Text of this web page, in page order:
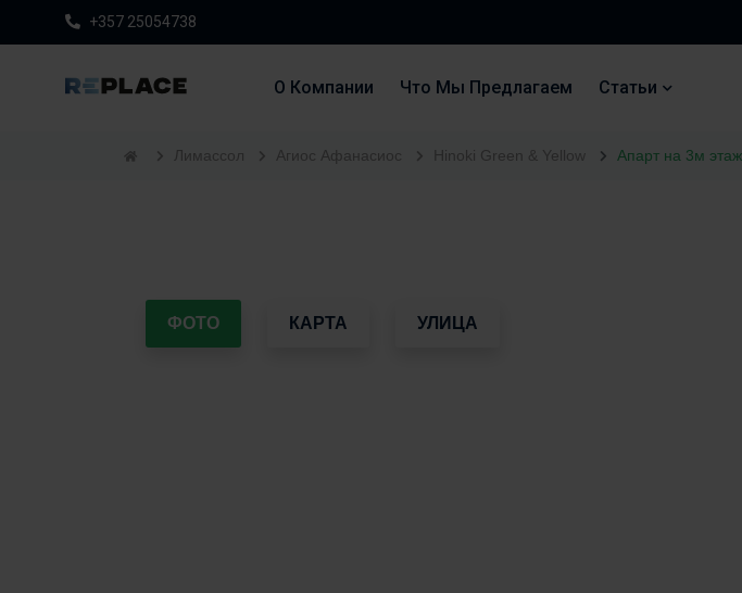
+357 25054738
О Компании Что Мы Предлагаем Статьи
Лимассол Агиос Афанасиос Hinoki Green & Yellow Апарт на 3м
ФОТО КАРТА УЛИЦА